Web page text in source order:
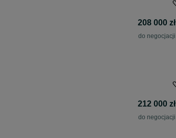
208 000 zł
do negocjacji
212 000 zł
do negocjacji